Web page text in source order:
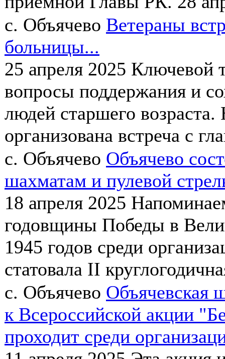
с. Объячево Ветераны
больницы...
25 апреля 2025 Ключевой
вопросы поддержания и
людей старшего
организована встреча с
с. Объячево Объячево
шахматам и пулевой
18 апреля 2025
годовщины Победы в
1945 годов среди
статовала II
с. Объячево Объячевская
к Всероссийской акции
проходит среди